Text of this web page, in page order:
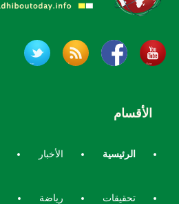
الأقسام
الرئيسية الأخبار
تحقيقات رياضة